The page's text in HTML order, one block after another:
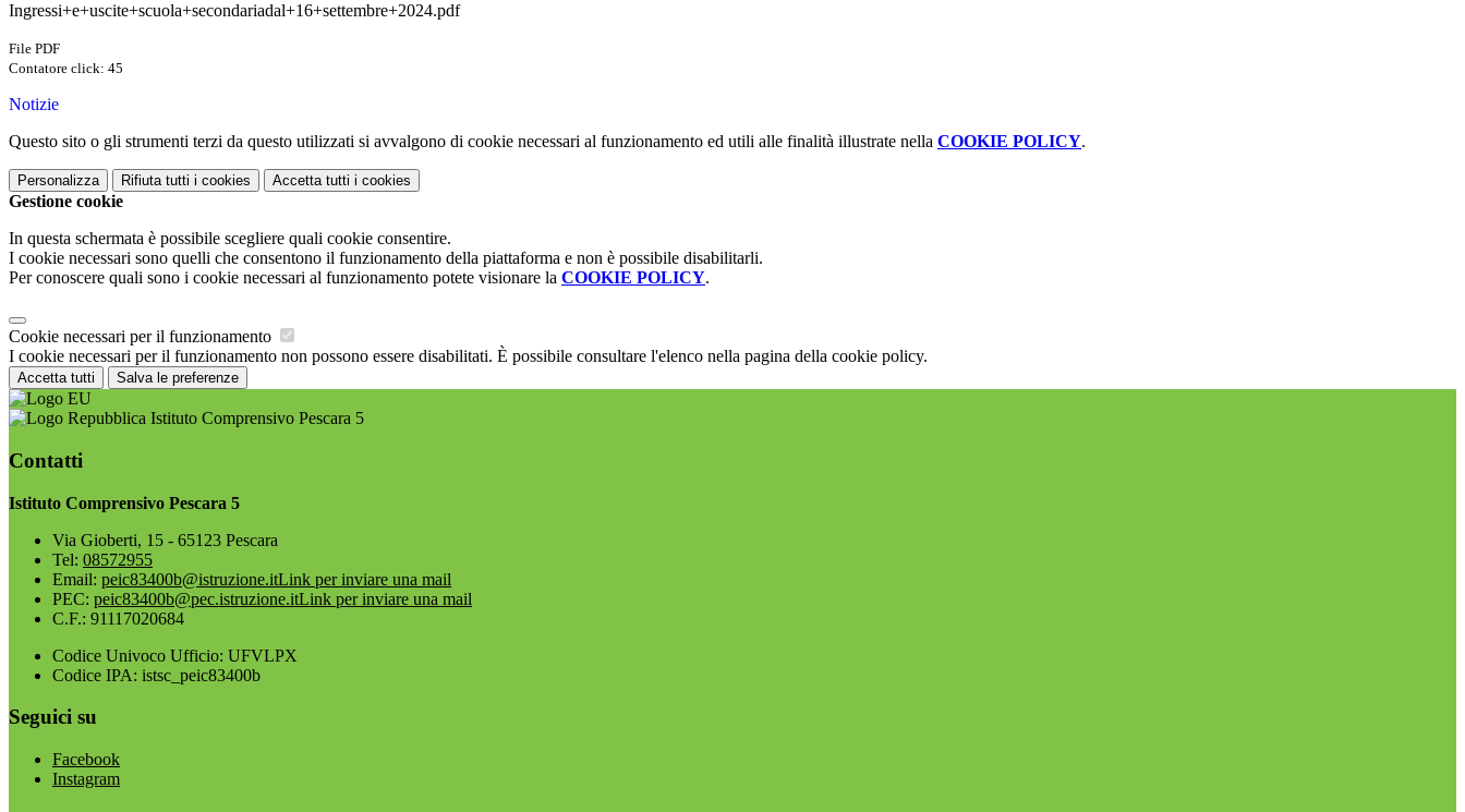
Ingressi+e+uscite+scuola+secondariadal+16+settembre+2024.pdf
File PDF
Contatore click: 45
Notizie
Questo sito o gli strumenti terzi da questo utilizzati si avvalgono di cookie necessari al funzionamento ed utili alle finalità illustrate nella COOKIE POLICY.
Personalizza Rifiuta tutti i cookies Accetta tutti i cookies
Gestione cookie
In questa schermata è possibile scegliere quali cookie consentire.
I cookie necessari sono quelli che consentono il funzionamento della piattaforma e non è possibile disabilitarli.
Per conoscere quali sono i cookie necessari al funzionamento potete visionare la COOKIE POLICY.
Cookie necessari per il funzionamento
I cookie necessari per il funzionamento non possono essere disabilitati. È possibile consultare l'elenco nella pagina della cookie policy.
Accetta tutti Salva le preferenze
Istituto Comprensivo Pescara 5
Contatti
Istituto Comprensivo Pescara 5
Via Gioberti, 15 - 65123 Pescara
Tel: 08572955
Email: peic83400b@istruzione.itLink per inviare una mail
PEC: peic83400b@pec.istruzione.itLink per inviare una mail
C.F.: 91117020684
Codice Univoco Ufficio: UFVLPX
Codice IPA: istsc_peic83400b
Seguici su
Facebook
Instagram